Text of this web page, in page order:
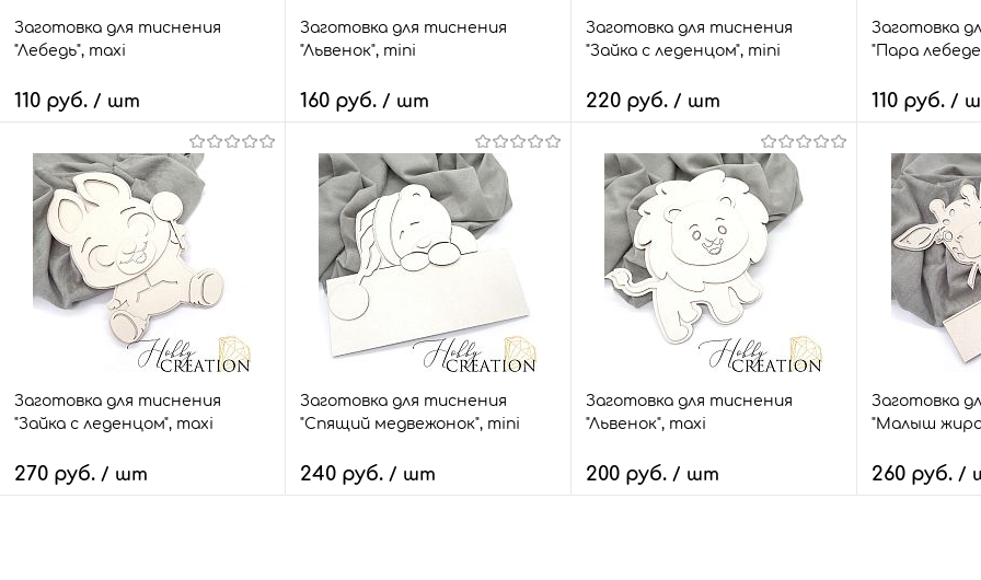
Заготовка для тиснения
"Лебедь", maxi
110 руб. / шт
В корзину
Быстрый заказ
Сравнить
В избранное
6 шт.
Размер:
Заготовка для тиснения
"Львенок", mini
160 руб. / шт
В корзину
Быстрый заказ
Сравнить
В избранное
16 шт.
Размер:
Заготовка для тиснения
"Зайка с леденцом", mini
220 руб. / шт
В корзину
Быстрый заказ
Сравнить
В избранное
24 шт.
Размер:
Заготовка
"Пара
110 руб. /
Быстрый
В избранное
Размер:
Заготовка для тиснения
"Зайка с леденцом", maxi
270 руб. / шт
Заготовка для тиснения
"Спящий медвежонок", mini
240 руб. / шт
Заготовка для тиснения
"Львенок", maxi
200 руб. / шт
Заготовка
"Малыш
260 руб. /